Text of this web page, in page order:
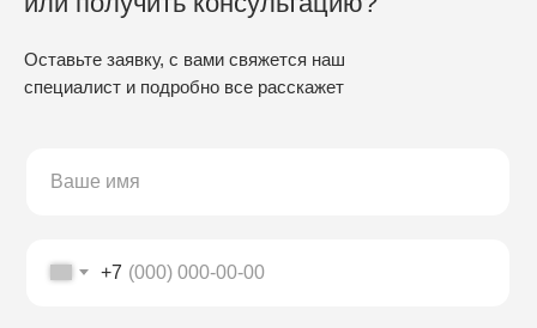
Оставьте заявку, с вами свяжется наш
специалист и подробно все расскажет
+7